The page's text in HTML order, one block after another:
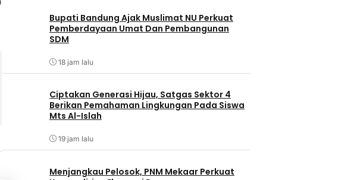
Bupati Bandung Ajak Muslimat NU Perkuat
Pemberdayaan Umat Dan Pembangunan
SDM
18 jam lalu
Ciptakan Generasi Hijau, Satgas Sektor 4
Berikan Pemahaman Lingkungan Pada Siswa
Mts Al-Islah
19 jam lalu
Menjangkau Pelosok, PNM Mekaar Perkuat